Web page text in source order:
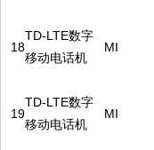
18
TD-LTE数字
移动电话机
MI
19
TD-LTE数字
移动电话机
MI